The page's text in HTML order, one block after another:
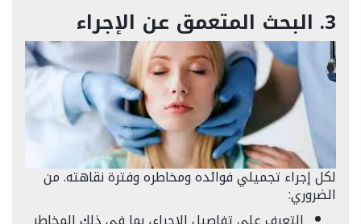
3. البحث المتعمق عن الإجراء
لكل إجراء تجميلي فوائده ومخاطره وفترة نقاهته. من
الضروري: